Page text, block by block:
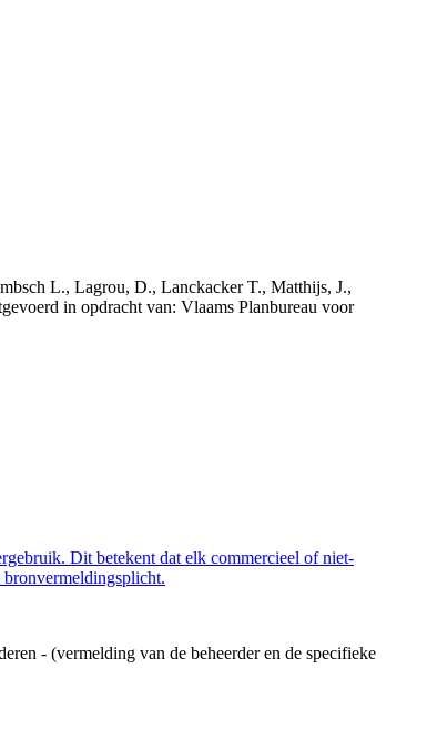
L., Lagrou, D., Lanckacker T., Matthijs, J.,
in opdracht van: Vlaams Planbureau voor
Dit betekent dat elk commercieel of niet-
bronvermeldingsplicht.
- (vermelding van de beheerder en de specifieke